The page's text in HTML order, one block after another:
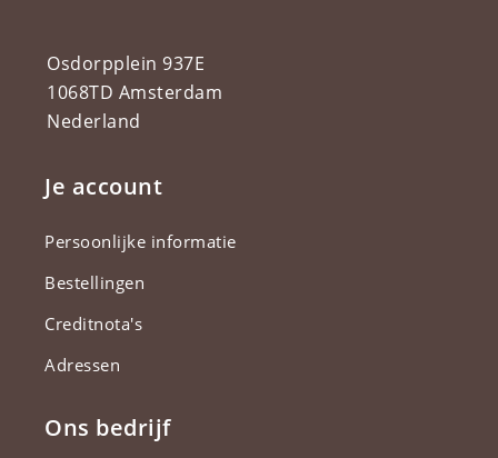
Osdorpplein 937E
1068TD Amsterdam
Nederland
Je account
Persoonlijke informatie
Bestellingen
Creditnota's
Adressen
Ons bedrijf